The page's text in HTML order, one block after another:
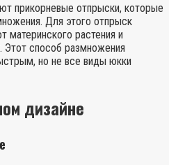
прикорневые отпрыски, которые
Для этого отпрыск
материнского растения и
Этот способ размножения
но не все виды юкки
дизайне